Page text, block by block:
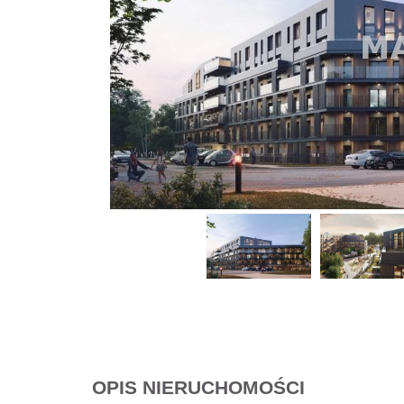
OPIS NIERUCHOMOŚCI